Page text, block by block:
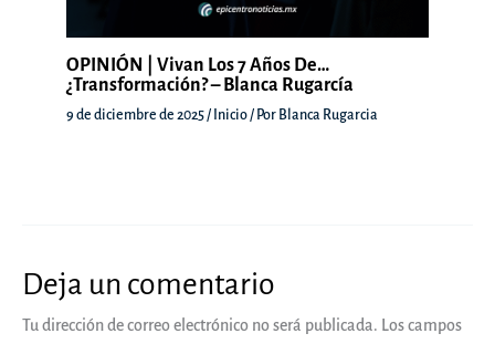
OPINIÓN | Vivan Los 7 Años De…
¿transformación? – Blanca Rugarcía
9 de diciembre de 2025 / Inicio / Por Blanca Rugarcia
Deja un comentario
Tu dirección de correo electrónico no será publicada. Los campos